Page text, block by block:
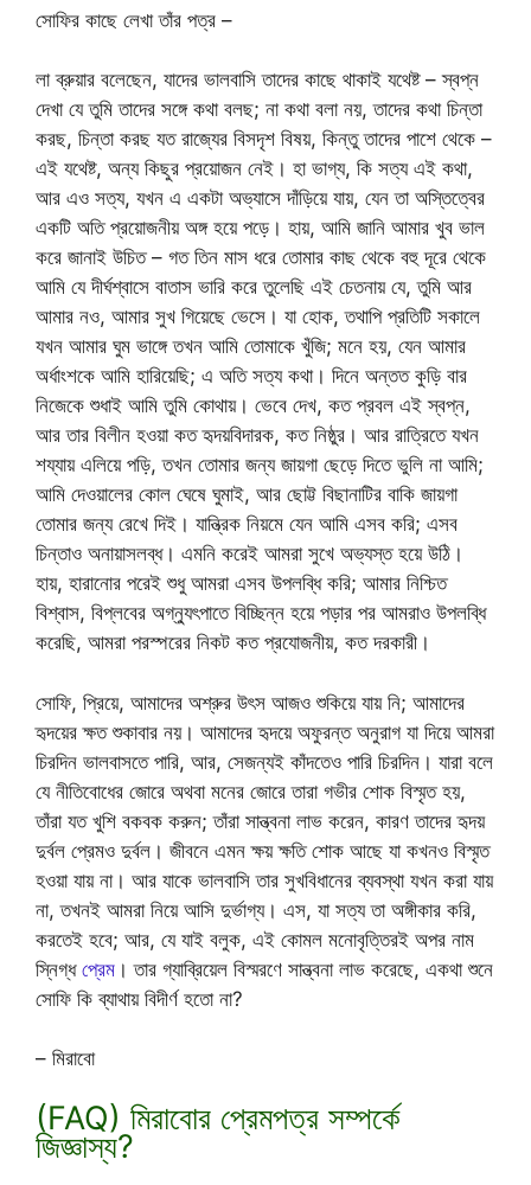
সোফির কাছে লেখা তাঁর পত্র –
লা ব্রুয়ার বলেছেন, যাদের ভালবাসি তাদের কাছে থাকাই যথেষ্ট – স্বপ্ন
দেখা যে তুমি তাদের সঙ্গে কথা বলছ; না কথা বলা নয়, তাদের কথা চিন্তা
করছ, চিন্তা করছ যত রাজ্যের বিসদৃশ বিষয়, কিন্তু তাদের পাশে থেকে –
এই যথেষ্ট, অন্য কিছুর প্রয়োজন নেই। হা ভাগ্য, কি সত্য এই কথা,
আর এও সত্য, যখন এ একটা অভ্যাসে দাঁড়িয়ে যায়, যেন তা অস্তিত্বের
একটি অতি প্রয়োজনীয় অঙ্গ হয়ে পড়ে। হায়, আমি জানি আমার খুব ভাল
করে জানাই উচিত – গত তিন মাস ধরে তোমার কাছ থেকে বহু দূরে থেকে
আমি যে দীর্ঘশ্বাসে বাতাস ভারি করে তুলেছি এই চেতনায় যে, তুমি আর
আমার নও, আমার সুখ গিয়েছে ভেসে। যা হোক, তথাপি প্রতিটি সকালে
যখন আমার ঘুম ভাঙ্গে তখন আমি তোমাকে খুঁজি; মনে হয়, যেন আমার
অর্ধাংশকে আমি হারিয়েছি; এ অতি সত্য কথা। দিনে অন্তত কুড়ি বার
নিজেকে শুধাই আমি তুমি কোথায়। ভেবে দেখ, কত প্রবল এই স্বপ্ন,
আর তার বিলীন হওয়া কত হৃদয়বিদারক, কত নিষ্ঠুর। আর রাত্রিতে যখন
শয্যায় এলিয়ে পড়ি, তখন তোমার জন্য জায়গা ছেড়ে দিতে ভুলি না আমি;
আমি দেওয়ালের কোল ঘেষে ঘুমাই, আর ছোট্ট বিছানাটির বাকি জায়গা
তোমার জন্য রেখে দিই। যান্ত্রিক নিয়মে যেন আমি এসব করি; এসব
চিন্তাও অনায়াসলব্ধ। এমনি করেই আমরা সুখে অভ্যস্ত হয়ে উঠি।
হায়, হারানোর পরেই শুধু আমরা এসব উপলব্ধি করি; আমার নিশ্চিত
বিশ্বাস, বিপ্লবের অগ্ন্যুৎপাতে বিচ্ছিন্ন হয়ে পড়ার পর আমরাও উপলব্ধি
করেছি, আমরা পরস্পরের নিকট কত প্রযোজনীয়, কত দরকারী।
সোফি, প্রিয়ে, আমাদের অশ্রুর উৎস আজও শুকিয়ে যায় নি; আমাদের
হৃদয়ের ক্ষত শুকাবার নয়। আমাদের হৃদয়ে অফুরন্ত অনুরাগ যা দিয়ে আমরা
চিরদিন ভালবাসতে পারি, আর, সেজন্যই কাঁদতেও পারি চিরদিন। যারা বলে
যে নীতিবোধের জোরে অথবা মনের জোরে তারা গভীর শোক বিস্মৃত হয়,
তাঁরা যত খুশি বকবক করুন; তাঁরা সান্ত্বনা লাভ করেন, কারণ তাদের হৃদয়
দুর্বল প্রেমও দুর্বল। জীবনে এমন ক্ষয় ক্ষতি শোক আছে যা কখনও বিস্মৃত
হওয়া যায় না। আর যাকে ভালবাসি তার সুখবিধানের ব্যবস্থা যখন করা যায়
না, তখনই আমরা নিয়ে আসি দুর্ভাগ্য। এস, যা সত্য তা অঙ্গীকার করি,
করতেই হবে; আর, যে যাই বলুক, এই কোমল মনোবৃত্তিরই অপর নাম
স্নিগ্ধ প্রেম । তার গ্যাব্রিয়েল বিস্মরণে সান্ত্বনা লাভ করেছে, একথা শুনে
সোফি কি ব্যাথায় বিদীর্ণ হতো না?
– মিরাবো
(FAQ) মিরাবোর প্রেমপত্র সম্পর্কে
জিজ্ঞাস্য?